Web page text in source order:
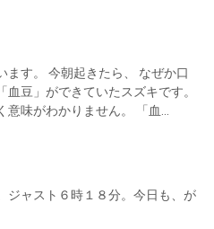
ます。 今朝起きたら、 なぜか口
血豆」ができていたスズキです。
意味がわかりません。 「血...
ジャスト６時１８分。今日も、が